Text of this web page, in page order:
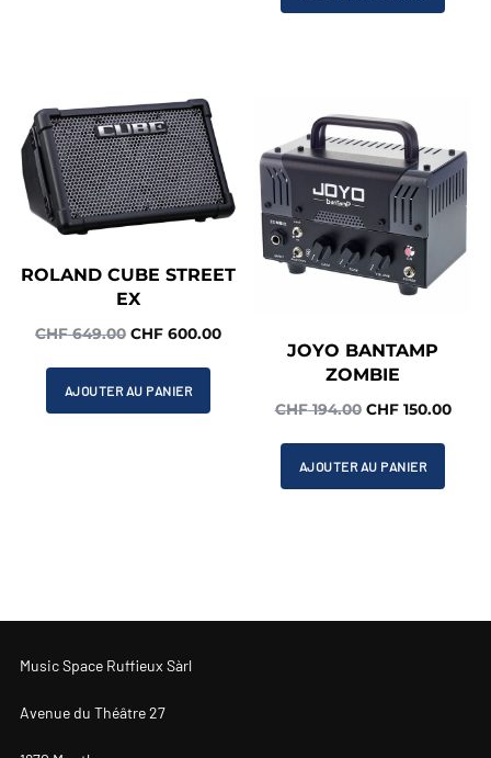
était :
ROLAND CUBE STREET
EX
CHF649.00 Le
initial
était :
CHF600.00Le
AJOUTER AU PANIER
JOYO BANTAMP
ZOMBIE
CHF194.00 Le
initial
était :
CHF150.00Le
AJOUTER AU PANIER
Music Space Ruffieux Sàrl
Avenue du Théâtre 27